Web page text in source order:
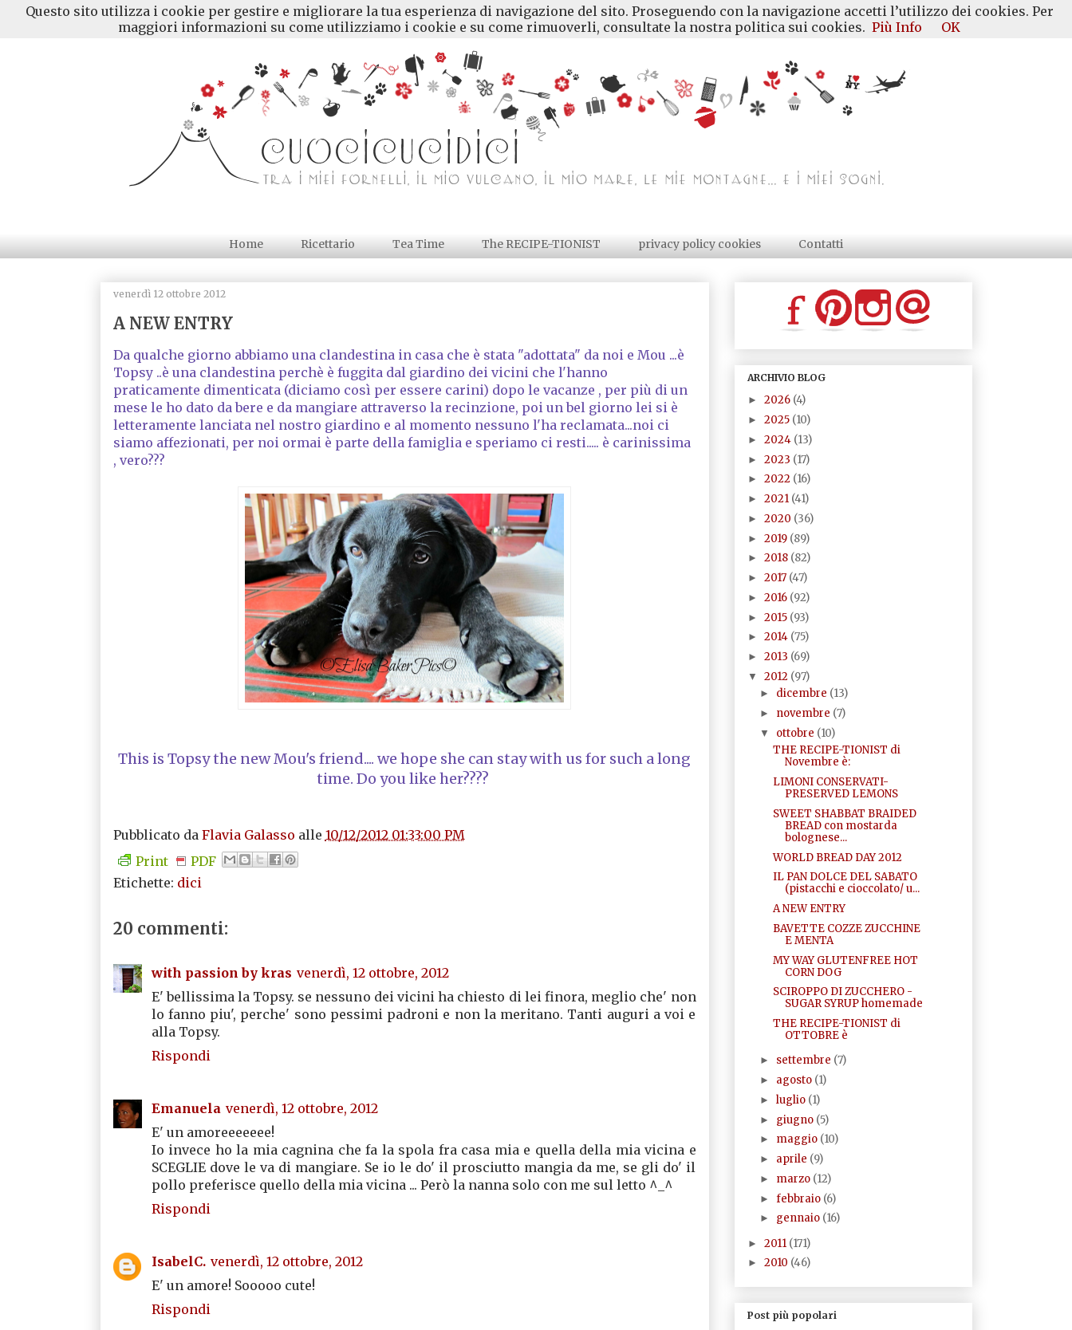
Home Ricettario Tea Time The RECIPE-TIONIST privacy policy cookies Contatti
venerdì 12 ottobre 2012
A NEW ENTRY
Da qualche giorno abbiamo una clandestina in casa che è stata "adottata" da noi e Mou ...è
Topsy ..è una clandestina perchè è fuggita dal giardino dei vicini che l'hanno
praticamente dimenticata (diciamo così per essere carini) dopo le vacanze , per più di un
mese le ho dato da bere e da mangiare attraverso la recinzione, poi un bel giorno lei si è
letteramente lanciata nel nostro giardino e al momento nessuno l'ha reclamata...noi ci
siamo affezionati, per noi ormai è parte della famiglia e speriamo ci resti..... è carinissima
, vero???
This is Topsy the new Mou's friend.... we hope she can stay with us for such a long
time. Do you like her????
Pubblicato da Flavia Galasso alle 10/12/2012 01:33:00 PM
Print
PDF
Etichette: dici
20 commenti:
with passion by kras venerdì, 12 ottobre, 2012
E' bellissima la Topsy. se nessuno dei vicini ha chiesto di lei finora, meglio che' non
lo fanno piu', perche' sono pessimi padroni e non la meritano. Tanti auguri a voi e
alla Topsy.
Rispondi
Emanuela venerdì, 12 ottobre, 2012
E' un amoreeeeeee!
Io invece ho la mia cagnina che fa la spola fra casa mia e quella della mia vicina e
SCEGLIE dove le va di mangiare. Se io le do' il prosciutto mangia da me, se gli do' il
pollo preferisce quello della mia vicina ... Però la nanna solo con me sul letto ^_^
Rispondi
IsabelC. venerdì, 12 ottobre, 2012
E' un amore! Sooooo cute!
Rispondi
ARCHIVIO BLOG
► 2026 (4)
► 2025 (10)
► 2024 (13)
► 2023 (17)
► 2022 (16)
► 2021 (41)
► 2020 (36)
► 2019 (89)
► 2018 (82)
► 2017 (47)
► 2016 (92)
► 2015 (93)
► 2014 (75)
► 2013 (69)
▼ 2012 (97)
► dicembre (13)
► novembre (7)
▼ ottobre (10)
THE RECIPE-TIONIST di
Novembre è:
LIMONI CONSERVATI-
PRESERVED LEMONS
SWEET SHABBAT BRAIDED
BREAD con mostarda
bolognese...
WORLD BREAD DAY 2012
IL PAN DOLCE DEL SABATO
(pistacchi e cioccolato/ u...
A NEW ENTRY
BAVETTE COZZE ZUCCHINE
E MENTA
MY WAY GLUTENFREE HOT
CORN DOG
SCIROPPO DI ZUCCHERO -
SUGAR SYRUP homemade
THE RECIPE-TIONIST di
OTTOBRE è
► settembre (7)
► agosto (1)
► luglio (1)
► giugno (5)
► maggio (10)
► aprile (9)
► marzo (12)
►febbraio (6)
► gennaio (16)
► 2011 (171)
► 2010 (46)
Post più popolari
Questo sito utilizza i cookie per gestire e migliorare la tua esperienza di navigazione del sito. Proseguendo con la navigazione accetti l’utilizzo dei cookies. Per
maggiori informazioni su come utilizziamo i cookie e su come rimuoverli, consultate la nostra politica sui cookies. Più Info OK